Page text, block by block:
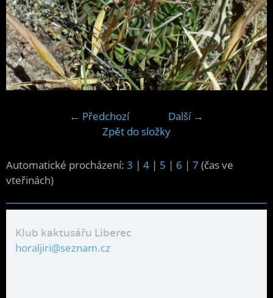
← Předchozí
Další →
Zpět do složky
Automatické procházení: 3 | 4 | 5 | 6 | 7 (čas ve
vteřinách)
Klub kaktusářu Liberec
horaljiri@seznam.cz